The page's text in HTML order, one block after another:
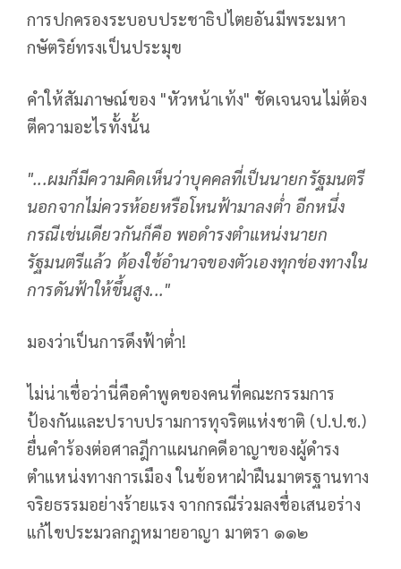
การปกครองระบอบประชาธิปไตยอันมีพระมหา
กษัตริย์ทรงเป็นประมุข
คำให้สัมภาษณ์ของ "หัวหน้าเท้ง" ชัดเจนจนไม่ต้อง
ตีความอะไรทั้งนั้น
"...ผมก็มีความคิดเห็นว่าบุคคลที่เป็นนายกรัฐมนตรี
นอกจากไม่ควรห้อยหรือโหนฟ้ามาลงต่ำ อีกหนึ่ง
กรณีเช่นเดียวกันก็คือ พอดำรงตำแหน่งนายก
รัฐมนตรีแล้ว ต้องใช้อำนาจของตัวเองทุกช่องทางใน
การดันฟ้าให้ขึ้นสูง..."
มองว่าเป็นการดึงฟ้าต่ำ!
ไม่น่าเชื่อว่านี่คือคำพูดของคนที่คณะกรรมการ
ป้องกันและปราบปรามการทุจริตแห่งชาติ (ป.ป.ช.)
ยื่นคำร้องต่อศาลฎีกาแผนกคดีอาญาของผู้ดำรง
ตำแหน่งทางการเมือง ในข้อหาฝ่าฝืนมาตรฐานทาง
จริยธรรมอย่างร้ายแรง จากกรณีร่วมลงชื่อเสนอร่าง
แก้ไขประมวลกฎหมายอาญา มาตรา ๑๑๒